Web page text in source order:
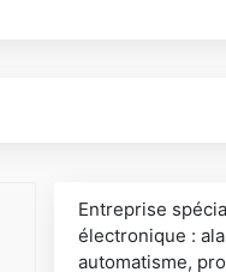
Entreprise
électronique :
automatisme,